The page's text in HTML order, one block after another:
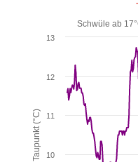
Taupunkt (°C)
Schwüle ab
10
11
12
13